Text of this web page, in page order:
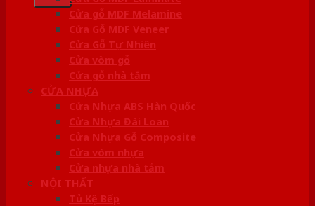
Cửa gỗ MDF Melamine
Cửa Gỗ MDF Veneer
Cửa Gỗ Tự Nhiên
Cửa vòm gỗ
Cửa gỗ nhà tắm
CỬA NHỰA
Cửa Nhựa ABS Hàn Quốc
Cửa Nhựa Đài Loan
Cửa Nhựa Gỗ Composite
Cửa vòm nhựa
Cửa nhựa nhà tắm
NỘI THẤT
Tủ Kệ Bếp